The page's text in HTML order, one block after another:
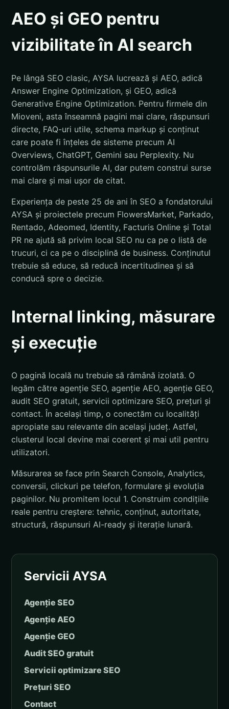
AEO și GEO pentru
vizibilitate în AI search
Pe lângă SEO clasic, AYSA lucrează și AEO, adică
Answer Engine Optimization, și GEO, adică
Generative Engine Optimization. Pentru firmele din
Mioveni, asta înseamnă pagini mai clare, răspunsuri
directe, FAQ-uri utile, schema markup și conținut
care poate fi înțeles de sisteme precum AI
Overviews, ChatGPT, Gemini sau Perplexity. Nu
controlăm răspunsurile AI, dar putem construi surse
mai clare și mai ușor de citat.
Experiența de peste 25 de ani în SEO a fondatorului
AYSA și proiectele precum FlowersMarket, Parkado,
Rentado, Adeomed, Identity, Facturis Online și Total
PR ne ajută să privim local SEO nu ca pe o listă de
trucuri, ci ca pe o disciplină de business. Conținutul
trebuie să educe, să reducă incertitudinea și să
conducă spre o decizie.
Internal linking, măsurare
și execuție
O pagină locală nu trebuie să rămână izolată. O
legăm către agenție SEO, agenție AEO, agenție GEO,
audit SEO gratuit, servicii optimizare SEO, prețuri și
contact. În același timp, o conectăm cu localități
apropiate sau relevante din același județ. Astfel,
clusterul local devine mai coerent și mai util pentru
utilizatori.
Măsurarea se face prin Search Console, Analytics,
conversii, clickuri pe telefon, formulare și evoluția
paginilor. Nu promitem locul 1. Construim condițiile
reale pentru creștere: tehnic, conținut, autoritate,
structură, răspunsuri AI-ready și iterație lunară.
Servicii AYSA
Agenție SEO
Agenție AEO
Agenție GEO
Audit SEO gratuit
Servicii optimizare SEO
Prețuri SEO
Contact